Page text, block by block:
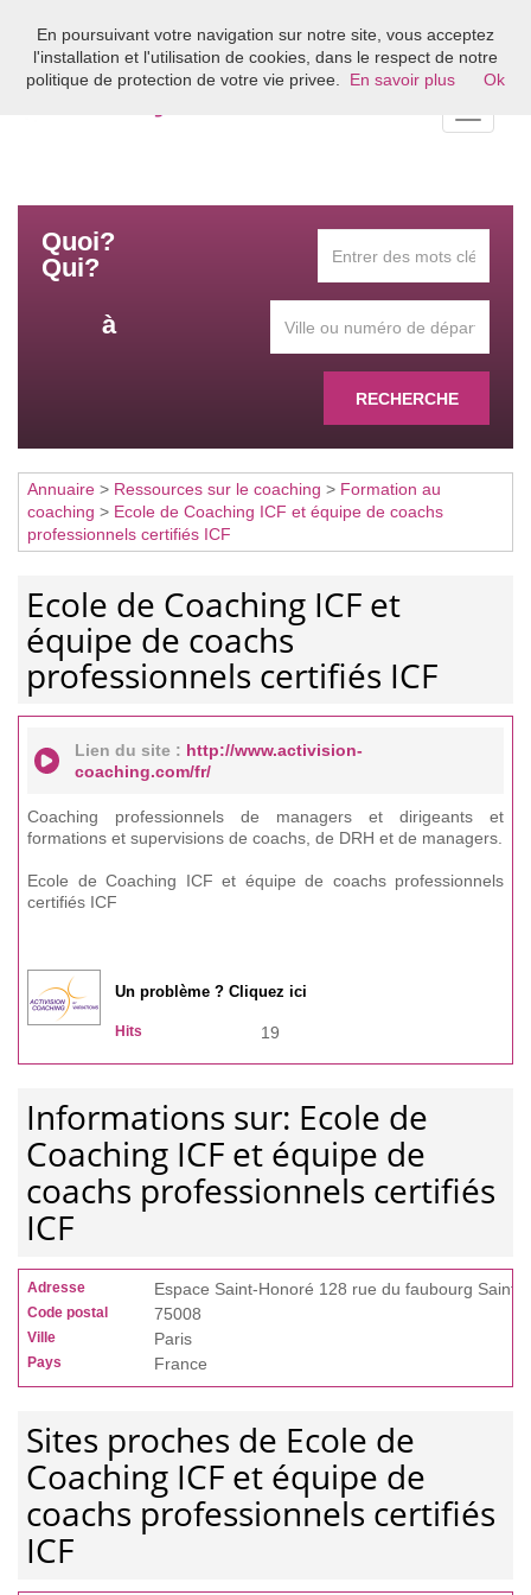
Bienvenue sur l'annuaire du coaching en France
Quoi?
Qui?
à
RECHERCHE
Annuaire > Ressources sur le coaching > Formation au
coaching > Ecole de Coaching ICF et équipe de coachs
professionnels certifiés ICF
Ecole de Coaching ICF et
équipe de coachs
professionnels certifiés ICF
Lien du site : http://www.activision-
coaching.com/fr/
Coaching professionnels de managers et dirigeants et
formations et supervisions de coachs, de DRH et de managers.
Ecole de Coaching ICF et équipe de coachs professionnels
certifiés ICF
Un problème ? Cliquez ici
Hits 19
Informations sur: Ecole de
Coaching ICF et équipe de
coachs professionnels certifiés
ICF
Adresse Espace Saint-Honoré 128 rue du faubourg Saint-
Code postal 75008
Ville Paris
Pays France
Sites proches de Ecole de
Coaching ICF et équipe de
coachs professionnels certifiés
ICF
En poursuivant votre navigation sur notre site, vous acceptez
l'installation et l'utilisation de cookies, dans le respect de notre
politique de protection de votre vie privee.
En savoir plus Ok